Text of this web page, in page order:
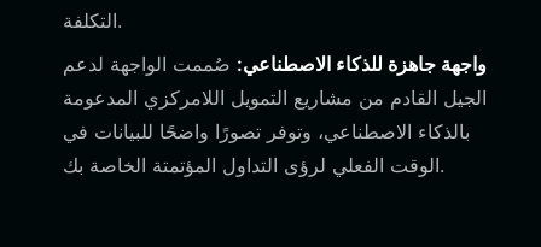
التكلفة.
واجهة جاهزة للذكاء الاصطناعي: صُممت الواجهة لدعم
الجيل القادم من مشاريع التمويل اللامركزي المدعومة
بالذكاء الاصطناعي، وتوفر تصورًا واضحًا للبيانات في
الوقت الفعلي لرؤى التداول المؤتمتة الخاصة بك.